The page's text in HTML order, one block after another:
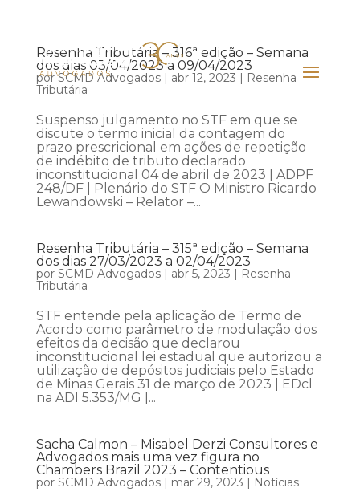
Resenha Tributária – 316ª edição – Semana
dos dias 03/04/2023 a 09/04/2023
porSCMD Advogados| abr 12, 2023 | Resenha
Tributária
Suspenso julgamento no STF em que se
discute o termo inicial da contagem do
prazo prescricional em ações de repetição
de indébito de tributo declarado
inconstitucional 04 de abril de 2023 | ADPF
248/DF | Plenário do STF O Ministro Ricardo
Lewandowski – Relator –...
Resenha Tributária – 315ª edição – Semana
dos dias 27/03/2023 a 02/04/2023
por SCMD Advogados| abr 5, 2023 | Resenha
Tributária
STF entende pela aplicação de Termo de
Acordo como parâmetro de modulação dos
efeitos da decisão que declarou
inconstitucional lei estadual que autorizou a
utilização de depósitos judiciais pelo Estado
de Minas Gerais 31 de março de 2023 | EDcl
na ADI 5.353/MG |...
Sacha Calmon – Misabel Derzi Consultores e
Advogados mais uma vez figura no
Chambers Brazil 2023 – Contentious
por SCMD Advogados| mar 29, 2023 | Notícias